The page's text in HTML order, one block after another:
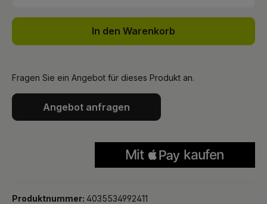
In den Warenkorb
Fragen Sie ein Angebot für dieses Produkt an.
Angebot anfragen
Produktnummer: 4035534992411